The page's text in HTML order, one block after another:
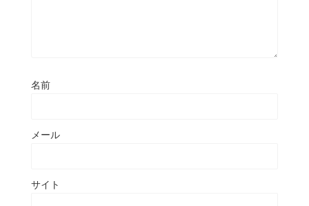
名前
メール
サイト